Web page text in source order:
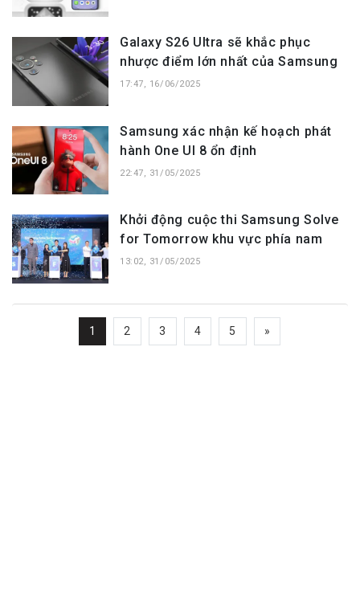
Galaxy S26 Ultra sẽ khắc phục
nhược điểm lớn nhất của Samsung
17:47, 16/06/2025
Samsung xác nhận kế hoạch phát
hành One UI 8 ổn định
22:47, 31/05/2025
Khởi động cuộc thi Samsung Solve
for Tomorrow khu vực phía nam
13:02, 31/05/2025
1 2 3 4 5 »